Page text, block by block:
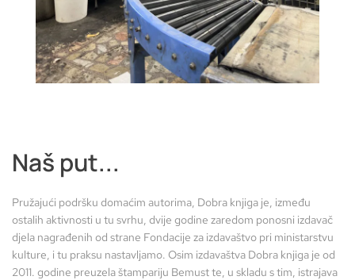
Naš put...
Pružajući podršku domaćim autorima, Dobra knjiga je, između
ostalih aktivnosti u tu svrhu, dvije godine zaredom ponosni izdavač
djela nagrađenih od strane Fondacije za izdavaštvo pri ministarstvu
kulture, i tu praksu nastavljamo. Osim izdavaštva Dobra knjiga je od
2011. godine preuzela štampariju Bemust te, u skladu s tim, istrajava